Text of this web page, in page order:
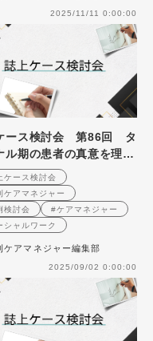
2025/11/11 0:00:00
ース検討会 第86回 タ
ル期の患者の真意を理解
2007年7月号掲載）
ケース検討会
ケアマネジャー
検討会
#ケアマネジャー
シャルワーク
ケアマネジャー編集部
2025/09/02 0:00:00